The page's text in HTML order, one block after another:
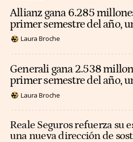
Allianz gana 6.285
primer semestre del año,
Laura Broche
Generali gana 2.538
primer semestre del año,
Laura Broche
Reale Seguros refuerza su
una nueva dirección de